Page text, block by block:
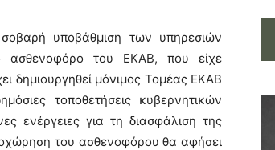
υποβάθμιση των υπηρεσιών
ασθενοφόρο του ΕΚΑΒ, που είχε
δημιουργηθεί μόνιμος Τομέας ΕΚΑΒ
τοποθετήσεις κυβερνητικών
ενέργειες για τη διασφάλιση της
του ασθενοφόρου θα αφήσει